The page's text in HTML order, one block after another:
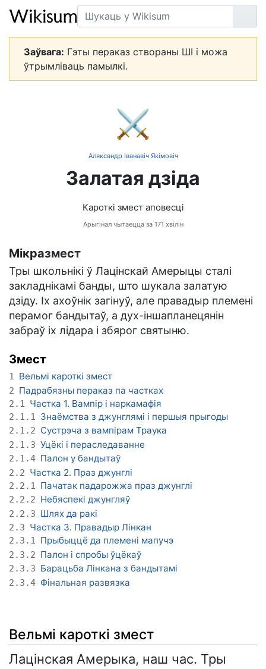
Пошук
Заўвага: Гэты пераказ створаны ШІ і можа
ўтрымліваць памылкі.
⚔️
Аляксандр Іванавіч Якімовіч
Залатая дзіда
Кароткі змест аповесці
Арыгінал чытаецца за 171 хвілін
Мікразмест
Тры школьнікі ў Лацінскай Амерыцы сталі
закладнікамі банды, што шукала залатую
дзіду. Іх ахоўнік загінуў, але правадыр племені
перамог бандытаў, а дух-іншапланецянін
забраў іх лідара і збярог святыню.
Змест
1 Вельмі кароткі змест
2 Падрабязны пераказ па частках
2.1 Частка 1. Вампір і наркамафія
2.1.1 Знаёмства з джунглямі і першыя прыгоды
2.1.2 Сустрэча з вампірам Траука
2.1.3 Уцёкі і пераследаванне
2.1.4 Палон у бандытаў
2.2 Частка 2. Праз джунглі
2.2.1 Пачатак падарожжа праз джунглі
2.2.2 Небяспекі джунгляў
2.2.3 Шлях да ракі
2.3 Частка 3. Правадыр Лінкан
2.3.1 Прыбыццё да племені мапучэ
2.3.2 Палон і спробы ўцёкаў
2.3.3 Барацьба Лінкана з бандытамі
2.3.4 Фінальная развязка
Вельмі кароткі змест
Лацінская Амерыка, наш час. Тры